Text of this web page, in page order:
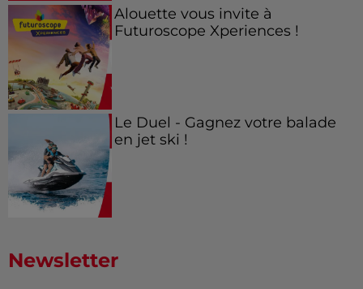
Alouette vous invite à
Futuroscope Xperiences !
Le Duel - Gagnez votre balade
en jet ski !
Newsletter